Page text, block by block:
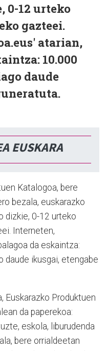
0-12 urteko
gazteei.
atarian,
10.000
daude
EUSKARA
Katalogoa, bere
bezala, euskarazko
dizkie, 0-12 urteko
Interneten,
da eskaintza:
daude ikusgai, etengabe
Euskarazko Produktuen
da paperekoa:
eskola, liburudenda
bere orrialdeetan